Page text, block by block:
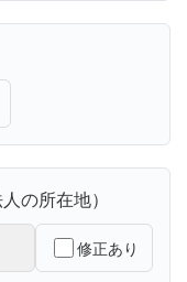
の所在地）
修正あり